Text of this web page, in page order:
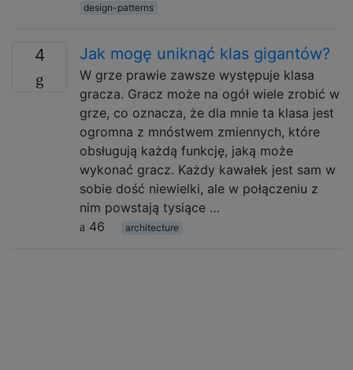
design-patterns
4 Jak mogę uniknąć klas gigantów?
W grze prawie zawsze występuje klasa
gracza. Gracz może na ogół wiele zrobić w
grze, co oznacza, że ​​dla mnie ta klasa jest
ogromna z mnóstwem zmiennych, które
obsługują każdą funkcję, jaką może
wykonać gracz. Każdy kawałek jest sam w
sobie dość niewielki, ale w połączeniu z
nim powstają tysiące …
46
architecture